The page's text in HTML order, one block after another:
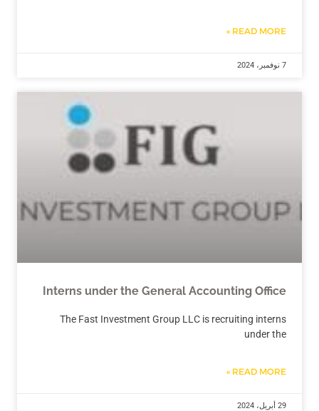
READ MORE »
7 نوفمبر، 2024
Interns under the General Accounting Office
The Fast Investment Group LLC is recruiting interns
under the
READ MORE »
29 أبريل، 2024